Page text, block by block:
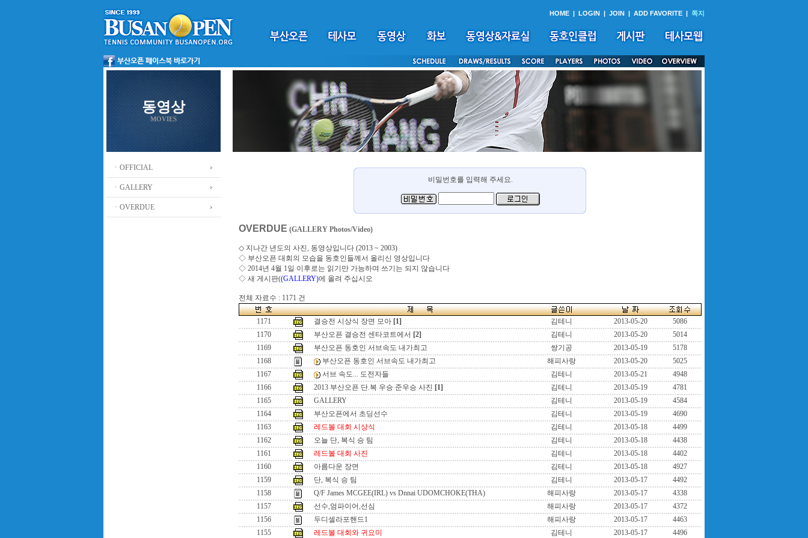
HOME | LOGIN | JOIN | ADD FAVORITE | 쪽지
동영상
MOVIES
ㆍOFFICIAL
ㆍGALLERY
ㆍOVERDUE
비밀번호를 입력해 주세요.
OVERDUE (GALLERY Photos/Video)
◇ 지나간 년도의 사진, 동영상입니다 (2013 ~ 2003)
◇ 부산오픈 대회의 모습을 동호인들께서 올리신 영상입니다
◇ 2014년 4월 1일 이후로는 읽기만 가능하며 쓰기는 되지 않습니다
◇ 새 게시판((GALLERY)에 올려 주십시오
전체 자료수 : 1171 건
1171 결승전 시상식 장면 모아 [1] 김테니 2013-05-20
5086
1170
부산오픈 결승전 센타코트에서 [2] 김테니 2013-05-20
5014
1169
부산오픈 동호인 서브속도 내가최고 쌍기공 2013-05-19
5178
1168
부산오픈 동호인 서브속도 내가최고 해피사랑 2013-05-20
5025
1167
서브 속도... 도전자들 김테니 2013-05-21
4948
1166
2013 부산오픈 단.복 우승 준우승 사진 [1] 김테니 2013-05-19
4781
1165
GALLERY 김테니 2013-05-19
4584
1164
부산오픈에서 초딩선수 김테니 2013-05-19
4690
1163
레드볼 대회 시상식 김테니 2013-05-18
4499
1162
오늘 단, 복식 승 팀 김테니 2013-05-18
4438
1161
레드볼 대회 사진 김테니 2013-05-18
4402
1160
아름다운 장면 김테니 2013-05-18
4927
1159
단, 복식 승 팀 김테니 2013-05-17
4492
1158
Q/F James MCGEE(IRL) vs Dnnai UDOMCHOKE(THA) 해피사랑 2013-05-17
4338
1157
선수,엄파이어,선심 해피사랑 2013-05-17
4372
1156
두디셀라포핸드1 해피사랑 2013-05-17
4463
1155
레드볼 대회와 귀요미 김테니 2013-05-17 4496